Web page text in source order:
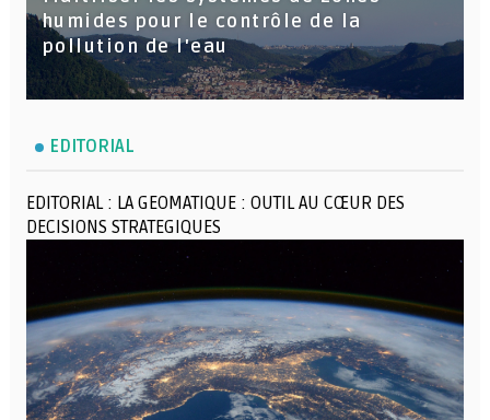
humides pour le contrôle de la
pollution de l'eau
EDITORIAL
EDITORIAL : LA GEOMATIQUE : OUTIL AU CŒUR DES
DECISIONS STRATEGIQUES